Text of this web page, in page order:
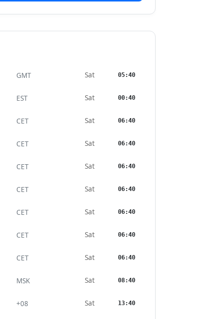
GMT Sat 05:40
EST Sat 00:40
CET Sat 06:40
CET Sat 06:40
CET Sat 06:40
CET Sat 06:40
CET Sat 06:40
CET Sat 06:40
CET Sat 06:40
MSK Sat 08:40
+08 Sat 13:40